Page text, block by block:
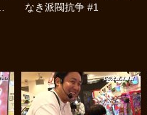
なき派閥抗争 #1